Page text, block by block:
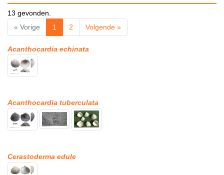
13 gevonden.
« Vorige
1 2 Volgende »
Acanthocardia echinata
Acanthocardia tuberculata
Cerastoderma edule